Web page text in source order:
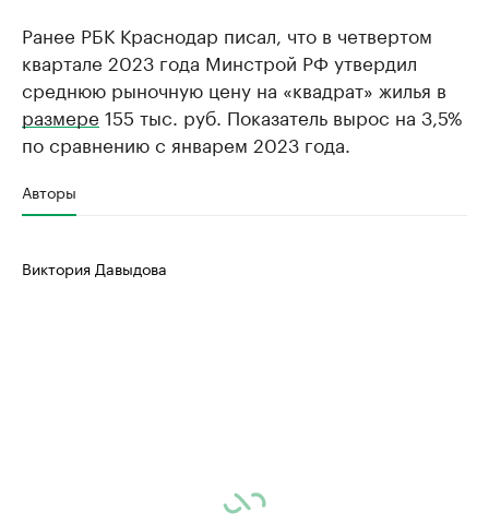
Ранее РБК Краснодар писал, что в четвертом
квартале 2023 года Минстрой РФ утвердил
среднюю рыночную цену на «квадрат» жилья в
размере 155 тыс. руб. Показатель вырос на 3,5%
по сравнению с январем 2023 года.
Авторы
Виктория Давыдова